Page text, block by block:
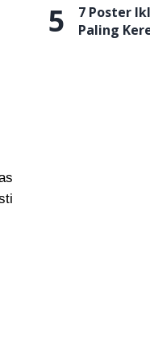
5
7 Poster
Paling